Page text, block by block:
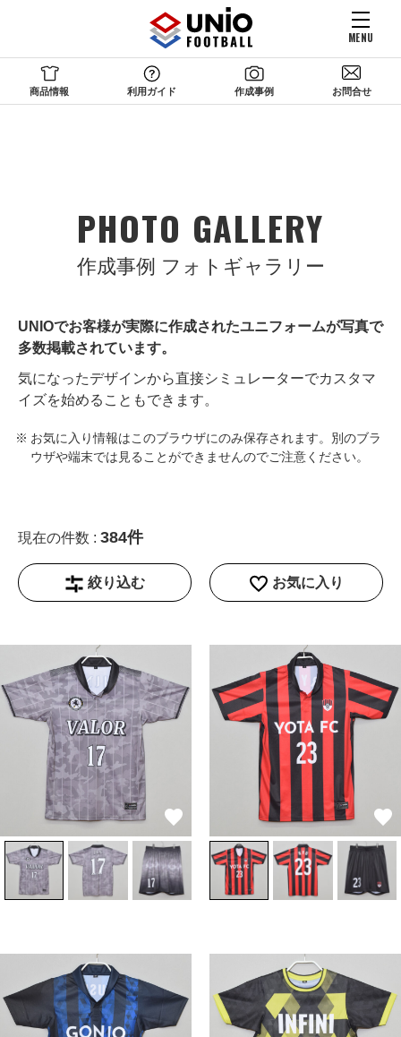
MENU
商品情報 利用ガイド 作成事例 お問合せ
PHOTO GALLERY
作成事例 フォトギャラリー
UNIOでお客様が実際に作成されたユニフォームが写真で
多数掲載されています。
気になったデザインから直接シミュレーターでカスタマ
イズを始めることもできます。
お気に入り情報はこのブラウザにのみ保存されます。別のブラ
ウザや端末では見ることができませんのでご注意ください。
現在の件数 : 384件
絞り込む お気に入り